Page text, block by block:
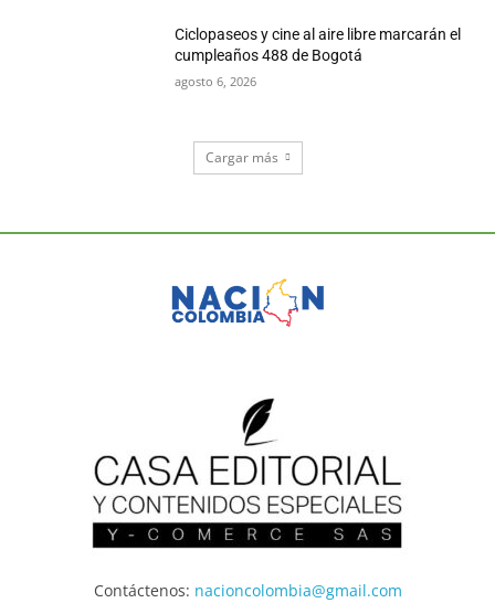
Ciclopaseos y cine al aire libre marcarán el
cumpleaños 488 de Bogotá
agosto 6, 2026
Cargar más
Contáctenos: nacioncolombia@gmail.com